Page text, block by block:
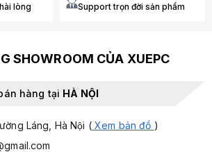
lòng Support trọn đời sản phẩm
SHOWROOM CỦA XUEPC
hàng tại HÀ NỘI
Láng, Hà Nội (Xem bản đồ )